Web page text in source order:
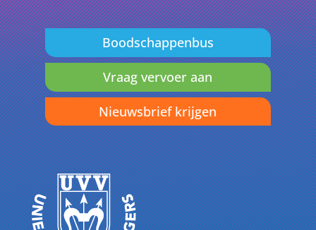
Boodschappenbus
Vraag vervoer aan
Nieuwsbrief krijgen